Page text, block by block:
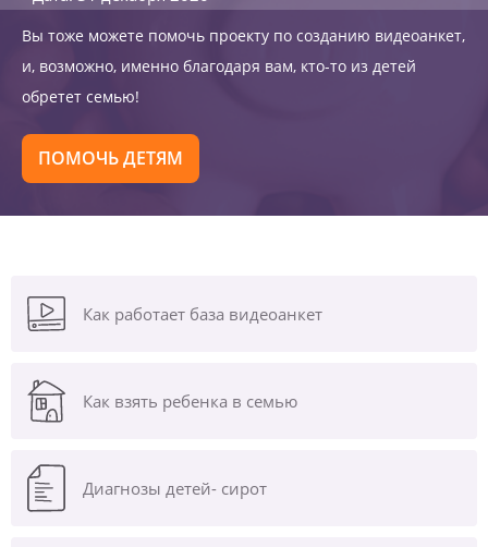
Вы тоже можете помочь проекту по созданию видеоанкет,
и, возможно, именно благодаря вам, кто-то из детей
обретет семью!
ПОМОЧЬ ДЕТЯМ
Как работает база видеоанкет
Как взять ребенка в семью
Диагнозы детей- сирот